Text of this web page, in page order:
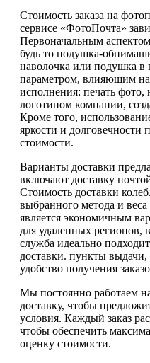
Стоимость заказа на
сервисе «ФотоПочта»
Первоначальным
будь то подушка-
наволочка или подушка
параметром, влияющим на
исполнения: печать фото,
логотипом компании,
Кроме того,
яркости и долговечности
стоимости.
Варианты доставки
включают доставку
Стоимость доставки
выбранного метода и веса
является экономичным
для удаленных регионов,
служба идеально
доставки. пункты
удобство получения
Мы постоянно работаем
доставку, чтобы
условия. Каждый заказ
чтобы обеспечить
оценку стоимости.